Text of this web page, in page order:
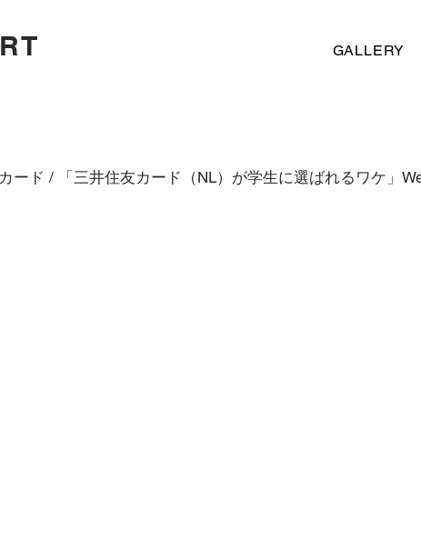
GALLERY
ード / 「三井住友カード（NL）が学生に選ばれるワケ」